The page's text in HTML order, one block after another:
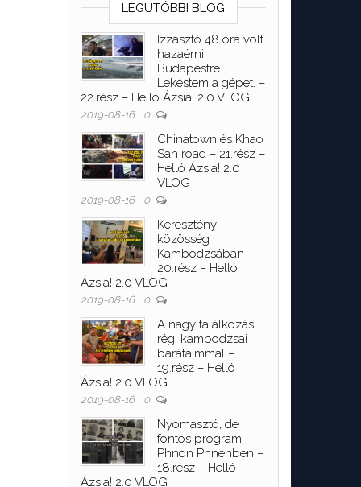
LEGUTÓBBI BLOG
Izzasztó 48 óra volt
hazaérni
Budapestre.
Lekéstem a gépet. –
22.rész – Helló Ázsia! 2.0 VLOG
2019-08-16 0
Chinatown és Khao
San road – 21.rész –
Helló Ázsia! 2.0
VLOG
2019-08-16 0
Keresztény
közösség
Kambodzsában –
20.rész – Helló
Ázsia! 2.0 VLOG
2019-08-16 0
A nagy találkozás
régi kambodzsai
barátaimmal –
19.rész – Helló
Ázsia! 2.0 VLOG
2019-08-16 0
Nyomasztó, de
fontos program
Phnon Phnenben –
18.rész – Helló
Ázsia! 2.0 VLOG